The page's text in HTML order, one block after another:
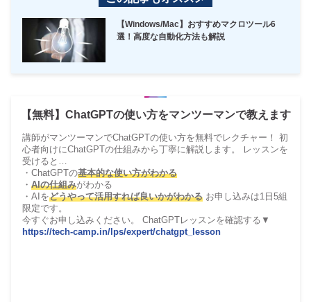
【Windows/Mac】おすすめマクロツール6
選！高度な自動化方法も解説
【無料】ChatGPTの使い方をマンツーマンで教えます
講師がマンツーマンでChatGPTの使い方を無料でレクチャー！ 初
心者向けにChatGPTの仕組みから丁寧に解説します。 レッスンを
受けると…
・ChatGPTの基本的な使い方がわかる
・ AIの仕組みがわかる
・AIをどうやって活用すれば良いかがわかる お申し込みは1日5組
限定です。
今すぐお申し込みください。 ChatGPTレッスンを確認する▼
https://tech-camp.in/lps/expert/chatgpt_lesson